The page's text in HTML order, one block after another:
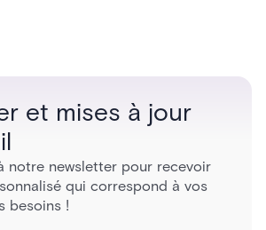
and the access control
et mises à jour
notre newsletter pour recevoir
qui correspond à vos
besoins !